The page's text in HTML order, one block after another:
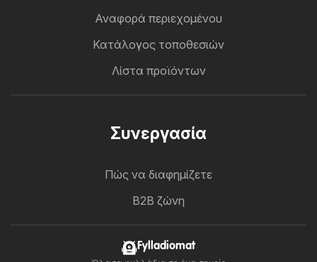
Αναφορά περιεχομένου
Κατάλογος τοποθεσιών
Λίστα προϊόντων
Συνεργασία
Πώς να διαφημίζετε
B2B ζώνη
Fylladiomat